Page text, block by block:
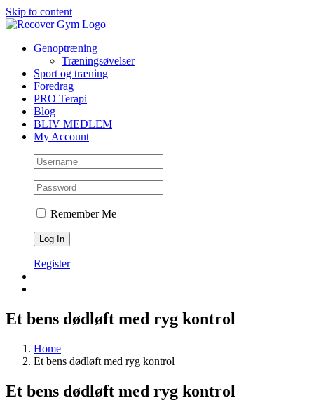
Skip to content
Genoptræning
Træningsøvelser
Sport og træning
Foredrag
PRO Terapi
Blog
BLIV MEDLEM
My Account
Remember Me
Register
Et bens dødløft med ryg kontrol
Home
Et bens dødløft med ryg kontrol
Et bens dødløft med ryg kontrol